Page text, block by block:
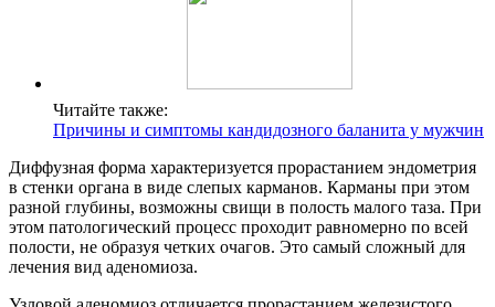
Читайте также:
Причины и симптомы кандидозного баланита у мужчин
Диффузная форма характеризуется прорастанием эндометрия
в стенки органа в виде слепых карманов. Карманы при этом
разной глубины, возможны свищи в полость малого таза. При
этом патологический процесс проходит равномерно по всей
полости, не образуя четких очагов. Это самый сложный для
лечения вид аденомиоза.